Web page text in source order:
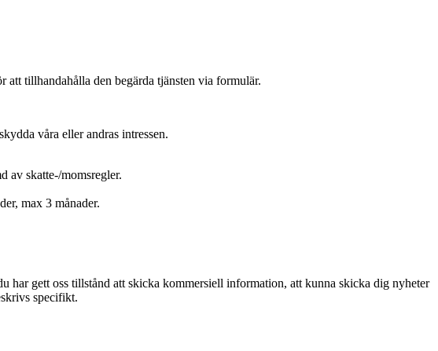
tillhandahålla den begärda tjänsten via formulär.
våra eller andras intressen.
av skatte-/momsregler.
max 3 månader.
har gett oss tillstånd att skicka kommersiell information, att kunna skicka dig nyheter
specifikt.